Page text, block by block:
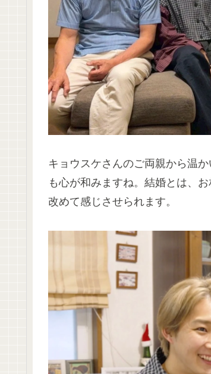
キョウスケさんのご両親から温
も心が和みますね。結婚とは、
改めて感じさせられます。